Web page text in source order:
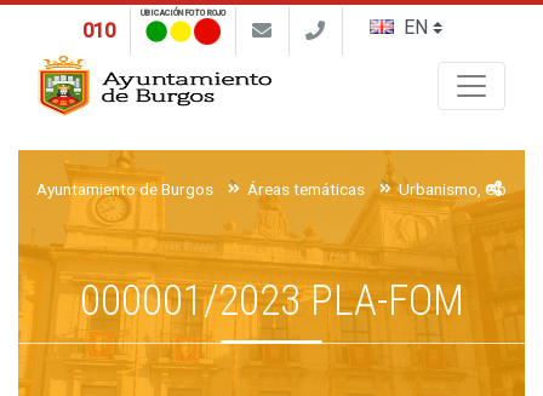
010
UBICACIÓN FOTO ROJO
Ayuntamiento de Burgos Áreas temáticas Urbanismo, Obras
000001/2023 PLA-FOM